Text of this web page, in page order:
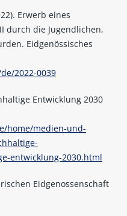
Erwerb eines
durch die Jugendlichen,
Eidgenössisches
2022-0039
Entwicklung 2030
home/medien-und-
entwicklung-2030.html
Eidgenossenschaft